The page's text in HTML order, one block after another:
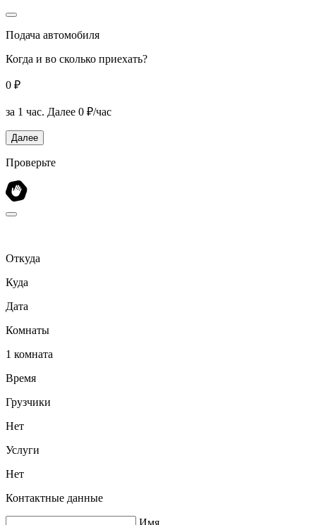
Подача автомобиля
Когда и во сколько приехать?
0 ₽
за 1 час. Далее 0 ₽/час
Далее
Проверьте
Откуда
Куда
Дата
Комнаты
1 комната
Время
Грузчики
Нет
Услуги
Нет
Контактные данные
Имя